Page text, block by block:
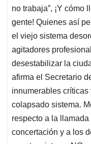
no trabaja”, ¡Y
gente! Quienes así
el viejo sistema
agitadores
desestabilizar la
afirma el Secretario
innumerables críticas
colapsado sistema.
respecto a la
concertación y a los